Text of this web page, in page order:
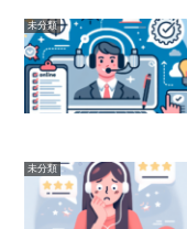
未分類
未分類